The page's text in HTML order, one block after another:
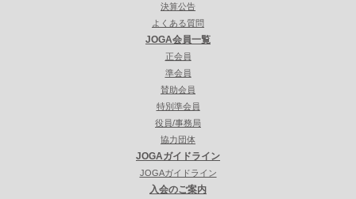
決算公告
よくある質問
JOGA会員一覧
正会員
準会員
賛助会員
特別準会員
役員/事務局
協力団体
JOGAガイドライン
JOGAガイドライン
入会のご案内